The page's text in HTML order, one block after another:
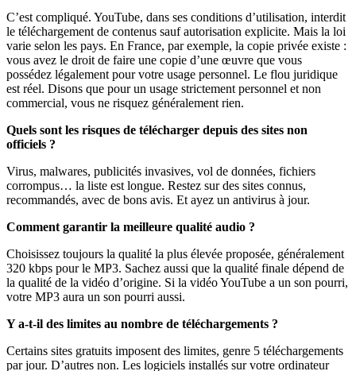
C’est compliqué. YouTube, dans ses conditions d’utilisation, interdit
le téléchargement de contenus sauf autorisation explicite. Mais la loi
varie selon les pays. En France, par exemple, la copie privée existe :
vous avez le droit de faire une copie d’une œuvre que vous
possédez légalement pour votre usage personnel. Le flou juridique
est réel. Disons que pour un usage strictement personnel et non
commercial, vous ne risquez généralement rien.
Quels sont les risques de télécharger depuis des sites non
officiels ?
Virus, malwares, publicités invasives, vol de données, fichiers
corrompus… la liste est longue. Restez sur des sites connus,
recommandés, avec de bons avis. Et ayez un antivirus à jour.
Comment garantir la meilleure qualité audio ?
Choisissez toujours la qualité la plus élevée proposée, généralement
320 kbps pour le MP3. Sachez aussi que la qualité finale dépend de
la qualité de la vidéo d’origine. Si la vidéo YouTube a un son pourri,
votre MP3 aura un son pourri aussi.
Y a-t-il des limites au nombre de téléchargements ?
Certains sites gratuits imposent des limites, genre 5 téléchargements
par jour. D’autres non. Les logiciels installés sur votre ordinateur